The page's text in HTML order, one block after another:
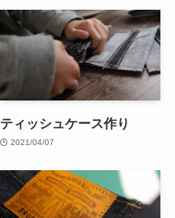
ティッシュケース作り
2021/04/07